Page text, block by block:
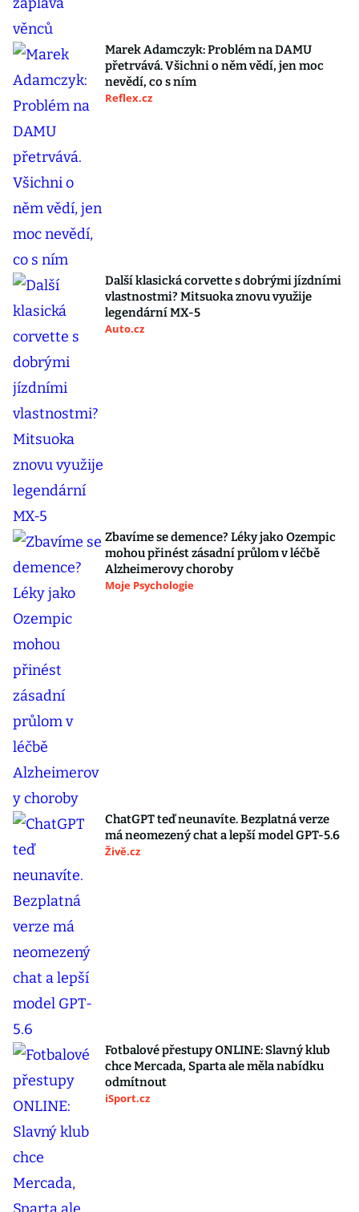
Marek Adamczyk: Problém na DAMU
přetrvává. Všichni o něm vědí, jen moc
nevědí, co s ním
Reflex.cz
Další klasická corvette s dobrými jízdními
vlastnostmi? Mitsuoka znovu využije
legendární MX-5
Auto.cz
Zbavíme se demence? Léky jako Ozempic
mohou přinést zásadní průlom v léčbě
Alzheimerovy choroby
Moje Psychologie
ChatGPT teď neunavíte. Bezplatná verze
má neomezený chat a lepší model GPT-5.6
Živě.cz
Fotbalové přestupy ONLINE: Slavný klub
chce Mercada, Sparta ale měla nabídku
odmítnout
iSport.cz